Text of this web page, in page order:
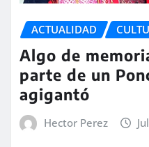
ACTUALIDAD
Algo de
parte de un
agigantó
Hector Perez